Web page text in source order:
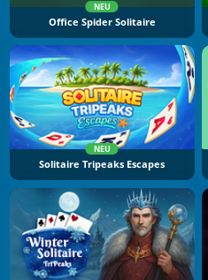
NEU
Office Spider Solitaire
NEU
Solitaire Tripeaks Escapes